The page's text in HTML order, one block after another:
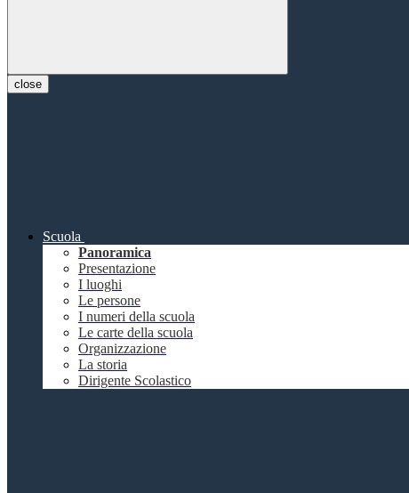
close
Scuola
Panoramica
Presentazione
I luoghi
Le persone
I numeri della scuola
Le carte della scuola
Organizzazione
La storia
Dirigente Scolastico